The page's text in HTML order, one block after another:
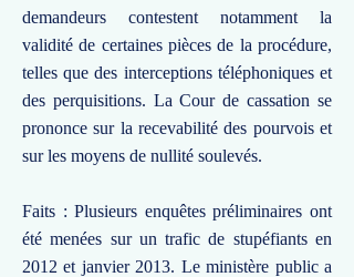
demandeurs contestent notamment la
validité de certaines pièces de la procédure,
telles que des interceptions téléphoniques et
des perquisitions. La Cour de cassation se
prononce sur la recevabilité des pourvois et
sur les moyens de nullité soulevés.
Faits : Plusieurs enquêtes préliminaires ont
été menées sur un trafic de stupéfiants en
2012 et janvier 2013. Le ministère public a